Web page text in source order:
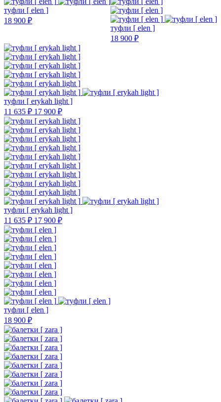
туфли [ elen ]
18 900 ₽
туфли [ elen ]
18 900 ₽
туфли [ erykah light ]
11 635 ₽ 17 900 ₽
туфли [ erykah light ]
11 635 ₽ 17 900 ₽
туфли [ elen ]
18 900 ₽